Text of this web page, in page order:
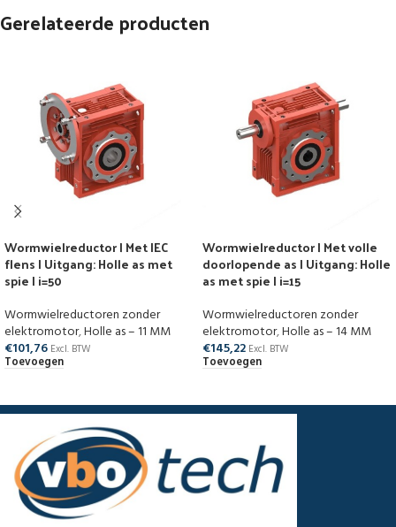
Gerelateerde producten
Wormwielreductor | Met IEC
flens | Uitgang: Holle as met
spie | i=50
Wormwielreductoren zonder
elektromotor,Holle as – 11 MM
€101,76 Excl. BTW
Toevoegen
Wormwielreductor | Met volle
doorlopende as | Uitgang: Holle
as met spie | i=15
Wormwielreductoren zonder
elektromotor,Holle as – 14 MM
€145,22 Excl. BTW
Toevoegen